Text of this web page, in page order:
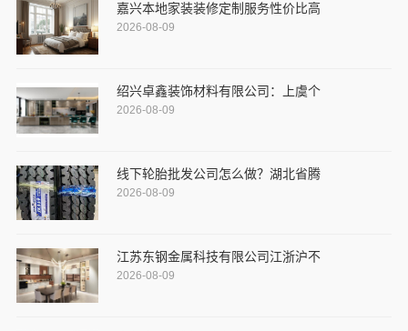
嘉兴本地家装装修定制服务性价比高
2026-08-09
绍兴卓鑫装饰材料有限公司：上虞个
2026-08-09
线下轮胎批发公司怎么做？湖北省腾
2026-08-09
江苏东钢金属科技有限公司江浙沪不
2026-08-09